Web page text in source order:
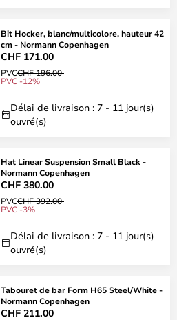
Bit Hocker, blanc/multicolore, hauteur 42
cm - Normann Copenhagen
CHF 171.00
PVCCHF 196.00
PVC -12%
Délai de livraison : 7 - 11 jour(s)
ouvré(s)
Hat Linear Suspension Small Black -
Normann Copenhagen
CHF 380.00
PVCCHF 392.00
PVC -3%
Délai de livraison : 7 - 11 jour(s)
ouvré(s)
Tabouret de bar Form H65 Steel/White -
Normann Copenhagen
CHF 211.00